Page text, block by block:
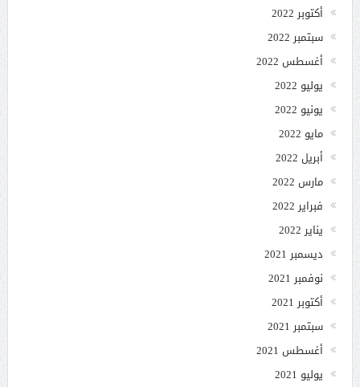
أكتوبر 2022
سبتمبر 2022
أغسطس 2022
يوليو 2022
يونيو 2022
مايو 2022
أبريل 2022
مارس 2022
فبراير 2022
يناير 2022
ديسمبر 2021
نوفمبر 2021
أكتوبر 2021
سبتمبر 2021
أغسطس 2021
يوليو 2021